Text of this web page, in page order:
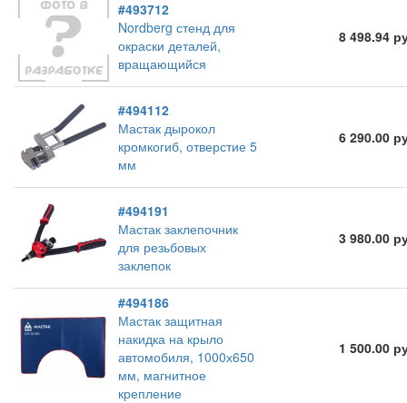
#493712
Nordberg стенд для
окраски деталей,
вращающийся
8 498.94
#494112
Мастак дырокол
кромкогиб, отверстие 5
мм
6 290.00
#494191
Мастак заклепочник
для резьбовых
заклепок
3 980.00
#494186
Мастак защитная
накидка на крыло
автомобиля, 1000х650
мм, магнитное
крепление
1 500.00